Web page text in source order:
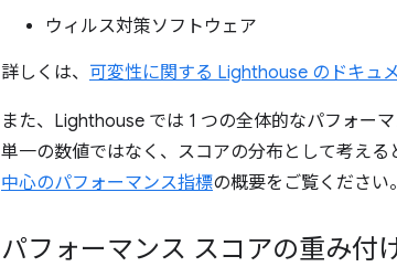
ウィルス対策ソフトウェア
詳しくは、 可変性に関する Lighthouse のドキュ
また、Lighthouse では 1 つの全体的なパフォー
単一の数値ではなく、スコアの分布として考える
中心のパフォーマンス指標の概要をご覧ください。
パフォーマンス スコアの重み付